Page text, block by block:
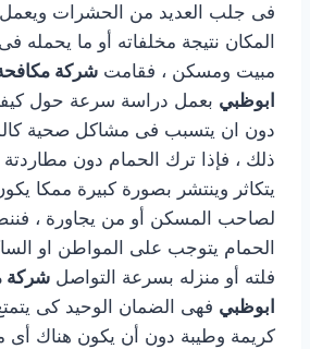
فى جلب العديد من الحشرات
المكان نتيجة مخلفاته أو ما يحمله
مبيت ومسكن ، فقامت شركة
ابوظبي بعمل دراسة سرعة حول
دون ان يتسبب فى مشاكل صحية
ذلك ، فإذا ترك الحمام دون مطاردتة
يتكاثر وينتشر بصورة كبيرة ممكا
لصاحب المسكن أو من يجاورة ،
الحمام يتوجب على المواطن او
فلته أو منزله بسرعة التواصل شركة
ابوظبي فهى الضمان الوحيد كى
كريمة وطيبة دون أن يكون هناك أى